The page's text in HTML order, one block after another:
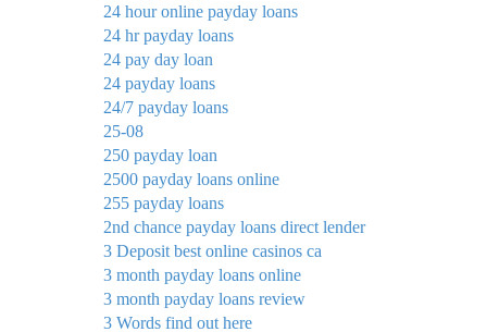
24 hour online payday loans
24 hr payday loans
24 pay day loan
24 payday loans
24/7 payday loans
25-08
250 payday loan
2500 payday loans online
255 payday loans
2nd chance payday loans direct lender
3 Deposit best online casinos ca
3 month payday loans online
3 month payday loans review
3 Words find out here